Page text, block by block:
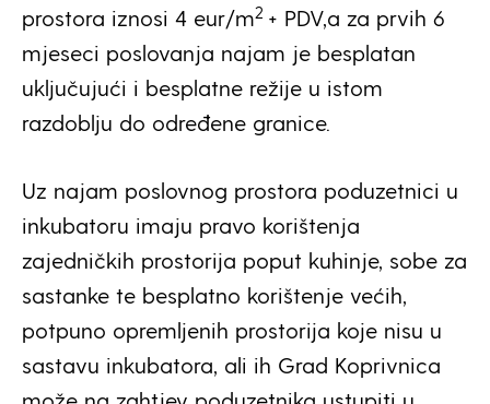
prostora iznosi 4 eur/m2 + PDV,a za prvih 6
mjeseci poslovanja najam je besplatan
uključujući i besplatne režije u istom
razdoblju do određene granice.
Uz najam poslovnog prostora poduzetnici u
inkubatoru imaju pravo korištenja
zajedničkih prostorija poput kuhinje, sobe za
sastanke te besplatno korištenje većih,
potpuno opremljenih prostorija koje nisu u
sastavu inkubatora, ali ih Grad Koprivnica